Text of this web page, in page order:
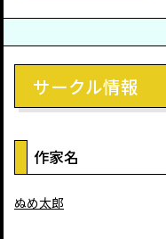
サークル情報
作家名
ぬめ太郎